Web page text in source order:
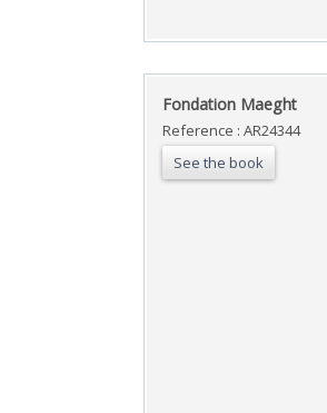
‎Fondation Maeght‎
Reference : AR24344
See the book